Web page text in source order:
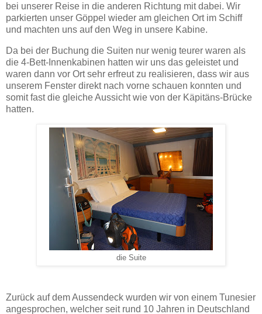
bei unserer Reise in die anderen Richtung mit dabei. Wir
parkierten unser Göppel wieder am gleichen Ort im Schiff
und machten uns auf den Weg in unsere Kabine.
Da bei der Buchung die Suiten nur wenig teurer waren als
die 4-Bett-Innenkabinen hatten wir uns das geleistet und
waren dann vor Ort sehr erfreut zu realisieren, dass wir aus
unserem Fenster direkt nach vorne schauen konnten und
somit fast die gleiche Aussicht wie von der Käpitäns-Brücke
hatten.
die Suite
Zurück auf dem Aussendeck wurden wir von einem Tunesier
angesprochen, welcher seit rund 10 Jahren in Deutschland